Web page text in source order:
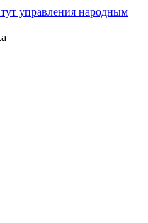
управления народным